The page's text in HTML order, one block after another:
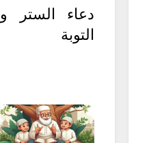
دعاء الستر و
التوبة